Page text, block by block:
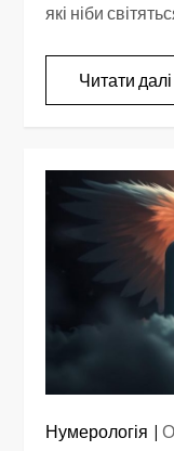
які ніби
Читати далі
Нумерологія